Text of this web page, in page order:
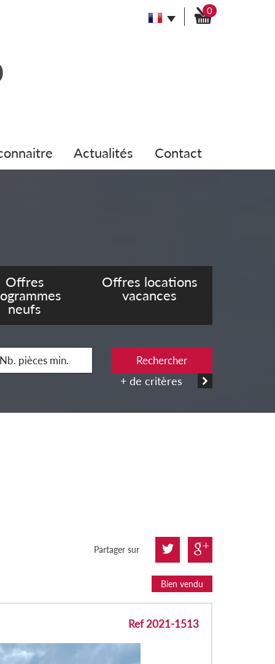
0
actualités contact
Offres
neufs
Offres locations
vacances
Rechercher
+ de critères
Partager sur
Bien vendu
Ref 2021-1513